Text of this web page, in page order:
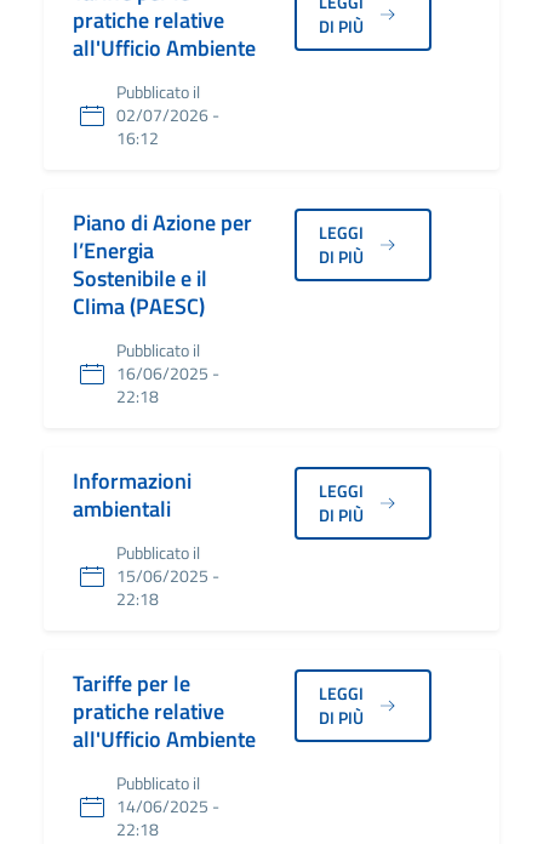
pratiche relative
all'Ufficio Ambiente
Pubblicato il
02/07/2026 -
16:12
DI PIÙ
Piano di Azione per
l’Energia
Sostenibile e il
Clima (PAESC)
Pubblicato il
16/06/2025 -
22:18
LEGGI
DI PIÙ
Informazioni
ambientali
Pubblicato il
15/06/2025 -
22:18
LEGGI
DI PIÙ
Tariffe per le
pratiche relative
all'Ufficio Ambiente
Pubblicato il
14/06/2025 -
22:18
LEGGI
DI PIÙ